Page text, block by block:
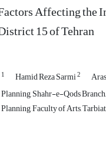
Affecting the
15 of Tehran
1 Hamid Reza Sarmi2
Shahr-e-Qods
Faculty of Arts,